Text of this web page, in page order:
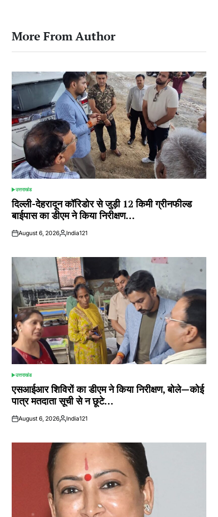
More From Author
POSTED
IN
उत्तराखंड
दिल्ली-देहरादून कॉरिडोर से जुड़ी 12 किमी ग्रीनफील्ड
बाईपास का डीएम ने किया निरीक्षण…
August 6, 2026Posted
India121
POSTED
IN
उत्तराखंड
एसआईआर शिविरों का डीएम ने किया निरीक्षण, बोले—कोई
पात्र मतदाता सूची से न छूटे…
August 6, 2026Posted
India121